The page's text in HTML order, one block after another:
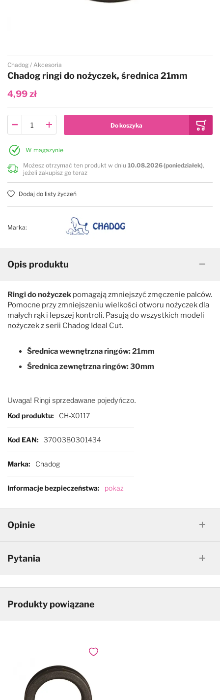
Konserwacja maszynek
Kenchii
Oster
Show Tech
Thrive
Shernbao
Geib
Gotta Solingen
Groom Professional
Henbor
Kenchii
P&W
Pozostałe
Special One
Witte Rose Line
Groom Professional
Henbor
Kenchii
Jargem
Mars
Special One
Witte Rose Line
Yento
Przejdź na początek galerii
Chadog Akcesoria
Chadog ringi do nożyczek, średnica 21mm
4,99 zł
W magazynie
Możesz otrzymać ten produkt w dniu10.08.2026 (poniedziałek),
jeżeli zakupisz go teraz
Dodaj do listy życzeń
Marka:
Opis produktu
Ringi do nożyczek pomagają zmniejszyć zmęczenie palców.
Pomocne przy zmniejszeniu wielkości otworu nożyczek dla
małych rąk i lepszej kontroli. Pasują do wszystkich modeli
nożyczek z serii Chadog Ideal Cut.
Średnica wewnętrzna ringów: 21mm
Średnica zewnętrzna ringów: 30mm
Uwaga! Ringi sprzedawane pojedyńczo.
Więcej informacji
Kod produktu CH-X0117
Kod EAN 3700380301434
Marka Chadog
Informacje bezpieczeństwa pokaż
Opinie
Pytania
Produkty powiązane
Dodaj do ulubionych